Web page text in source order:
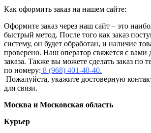
Как оформить заказ на нашем сайте:
Оформите заказ через наш сайт – это
быстрый метод. После того как заказ
систему, он будет обработан, и наличие
проверено. Наш оператор свяжется с вами
заказа. Также вы можете сделать заказ по
по номеру: 8 (968) 401-40-40.
Пожалуйста, укажите достоверную
для связи.
Москва и Московская область
Курьер